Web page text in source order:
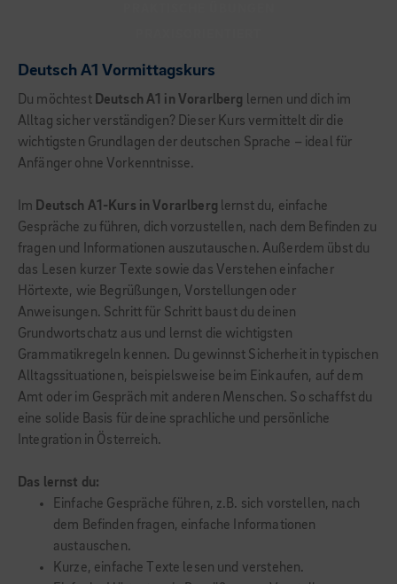
Deutsch A1 Vormittagskurs
Du möchtest Deutsch A1 in Vorarlberg lernen und dich im
Alltag sicher verständigen? Dieser Kurs vermittelt dir die
wichtigsten Grundlagen der deutschen Sprache – ideal für
Anfänger ohne Vorkenntnisse.
Im Deutsch A1-Kurs in Vorarlberg lernst du, einfache
Gespräche zu führen, dich vorzustellen, nach dem Befinden zu
fragen und Informationen auszutauschen. Außerdem übst du
das Lesen kurzer Texte sowie das Verstehen einfacher
Hörtexte, wie Begrüßungen, Vorstellungen oder
Anweisungen. Schritt für Schritt baust du deinen
Grundwortschatz aus und lernst die wichtigsten
Grammatikregeln kennen. Du gewinnst Sicherheit in typischen
Alltagssituationen, beispielsweise beim Einkaufen, auf dem
Amt oder im Gespräch mit anderen Menschen. So schaffst du
eine solide Basis für deine sprachliche und persönliche
Integration in Österreich.
Das lernst du:
Einfache Gespräche führen, z.B. sich vorstellen, nach
dem Befinden fragen, einfache Informationen
austauschen.
Kurze, einfache Texte lesen und verstehen.